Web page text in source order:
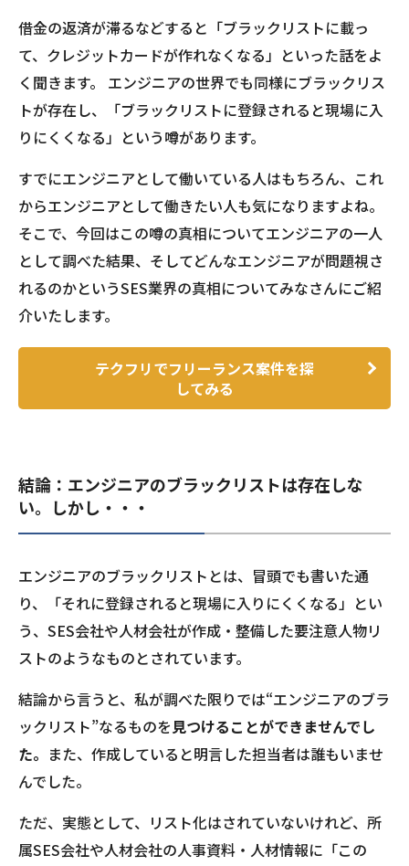
借金の返済が滞るなどすると「ブラックリストに載っ
て、クレジットカードが作れなくなる」といった話をよ
く聞きます。 エンジニアの世界でも同様にブラックリス
トが存在し、「ブラックリストに登録されると現場に入
りにくくなる」という噂があります。
すでにエンジニアとして働いている人はもちろん、これ
からエンジニアとして働きたい人も気になりますよね。
そこで、今回はこの噂の真相についてエンジニアの一人
として調べた結果、そしてどんなエンジニアが問題視さ
れるのかというSES業界の真相についてみなさんにご紹
介いたします。
テクフリでフリーランス案件を探
してみる
結論：エンジニアのブラックリストは存在しな
い。しかし・・・
エンジニアのブラックリストとは、冒頭でも書いた通
り、「それに登録されると現場に入りにくくなる」とい
う、SES会社や人材会社が作成・整備した要注意人物リ
ストのようなものとされています。
結論から言うと、私が調べた限りでは“エンジニアのブラ
ックリスト”なるものを見つけることができませんでし
た。 また、作成していると明言した担当者は誰もいませ
んでした。
ただ、実態として、リスト化はされていないけれど、所
属SES会社や人材会社の人事資料・人材情報に「この